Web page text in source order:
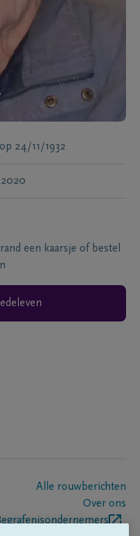
op 24/11/1932
een kaarsje of bestel
Alle rouwberichten
Over ons